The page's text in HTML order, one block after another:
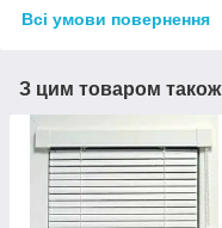
Всі умови повернення
З цим товаром